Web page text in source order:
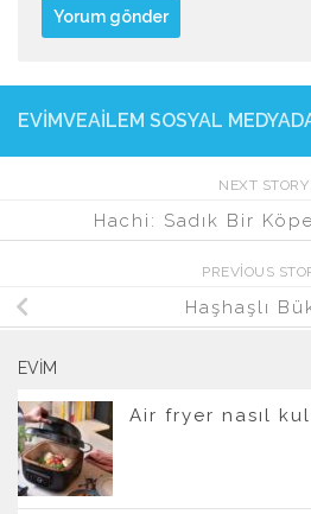
EVIMVEAILEM SOSYAL
NEXT STORY
Hachi: Sadık Bir
PREVIOUS
Haşhaşlı
EVIM
Air fryer nasıl